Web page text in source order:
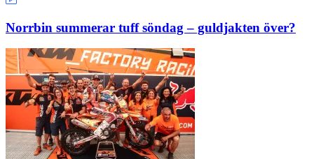
Norrbin summerar tuff söndag – guldjakten över?